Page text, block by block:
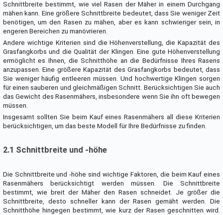
Schnittbreite bestimmt, wie viel Rasen der Mäher in einem Durchgang
mähen kann. Eine größere Schnittbreite bedeutet, dass Sie weniger Zeit
benötigen, um den Rasen zu mähen, aber es kann schwieriger sein, in
engeren Bereichen zu manövrieren.
Andere wichtige Kriterien sind die Höhenverstellung, die Kapazität des
Grasfangkorbs und die Qualität der Klingen. Eine gute Höhenverstellung
ermöglicht es Ihnen, die Schnitthöhe an die Bedürfnisse Ihres Rasens
anzupassen. Eine größere Kapazität des Grasfangkorbs bedeutet, dass
Sie weniger häufig entleeren müssen. Und hochwertige Klingen sorgen
für einen sauberen und gleichmäßigen Schnitt. Berücksichtigen Sie auch
das Gewicht des Rasenmähers, insbesondere wenn Sie ihn oft bewegen
müssen.
Insgesamt sollten Sie beim Kauf eines Rasenmähers all diese Kriterien
berücksichtigen, um das beste Modell für Ihre Bedürfnisse zu finden.
2.1 Schnittbreite und -höhe
Die Schnittbreite und -höhe sind wichtige Faktoren, die beim Kauf eines
Rasenmähers berücksichtigt werden müssen. Die Schnittbreite
bestimmt, wie breit der Mäher den Rasen schneidet. Je größer die
Schnittbreite, desto schneller kann der Rasen gemäht werden. Die
Schnitthöhe hingegen bestimmt, wie kurz der Rasen geschnitten wird.